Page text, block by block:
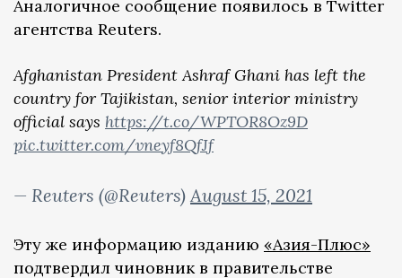
Аналогичное сообщение появилось в Twitter
агентства Reuters.
Afghanistan President Ashraf Ghani has left the
country for Tajikistan, senior interior ministry
official says https://t.co/WPTOR8Oz9D
pic.twitter.com/vneyf8QfJf
— Reuters (@Reuters)August 15, 2021
Эту же информацию изданию «Азия-Плюс»
подтвердил чиновник в правительстве